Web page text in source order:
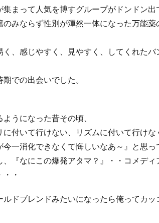
まって人気を博すグループがドンドン出
みならず性別が渾然一体になった万能薬
、感じやすく、見やすく、してくれたバ
での出会いでした。
うになった昔その頃、
付いて行けない、リズムに付いて行けな
一消化できなくて悔しいなあ～』と思っ
『なにこの爆発アタマ？』・・コメディ
・
ルドブレンドみたいになったら俺ってカ